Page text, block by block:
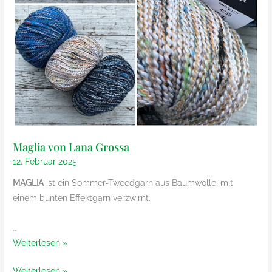
Maglia von Lana Grossa
12. Februar 2025
MAGLIAist ein Sommer-Tweedgarn aus Baumwolle, mit
einem bunten Effektgarn verzwirnt.
…
Maglia
Weiterlesen »